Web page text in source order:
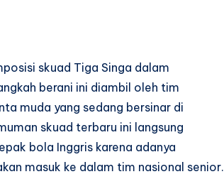
skuad Tiga Singa dalam
berani ini diambil oleh tim
muda yang sedang bersinar di
skuad terbaru ini langsung
bola Inggris karena adanya
masuk ke dalam tim nasional senior.